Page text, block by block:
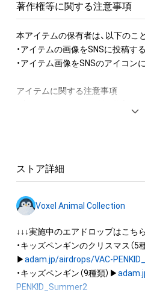
著作権等に関する注意事項
本アイテムの保有者は、以下のこ
・アイテムの画像をSNSに投稿する
・アイテム画像をSNSのアイコン
アイテムに関する注意事項
権(著作権、特許権、実用新案権、
作権を有する方、著作隣接権の権
を保有していたとしても、本アイ
知的財産権を有することを意味し
・本アイテムの著作権を有する方
の管理委託を受けている者からの
アイテムの保有者が有する権利」
権を侵害するおそれのある行為(改
ル、リバースエンジニアリングを
ストア詳細
Voxel Animal Collection
↓↓↓実施中のエアドロップはこち
・キッズペンギンのクリスマス（5種
▶adam.jp/airdrops/VAC-
・キッズペンギン（9種類）▶
PENKID_Summer2